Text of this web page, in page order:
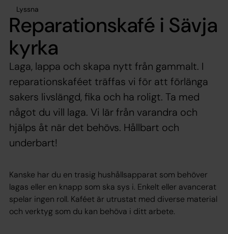
Lyssna
Reparationskafé i Sävja
kyrka
Laga, lappa och skapa nytt från gammalt. I
reparationskaféet träffas vi för att förlänga
sakers livslängd, fika och ha roligt. Ta med
något du vill laga. Vi lär från varandra och
hjälps åt när det behövs. Hållbart och
underbart!
Kanske har du en trasig hushållsapparat som behöver
lagas eller en knapp som ska sys i. Enkelt eller avancerat
spelar ingen roll. Kaféet är utrustat med diverse material
och verktyg som du kan behöva i ditt arbete.